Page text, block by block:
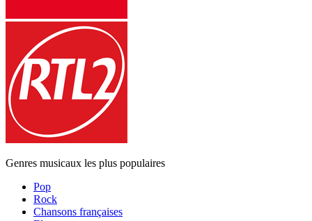
Genres musicaux les plus populaires
Pop
Rock
Chansons françaises